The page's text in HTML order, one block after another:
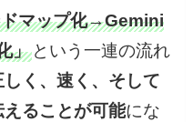
マップ化→Gemini
」 という一連の流れ
く、速く、そして
ることが可能にな